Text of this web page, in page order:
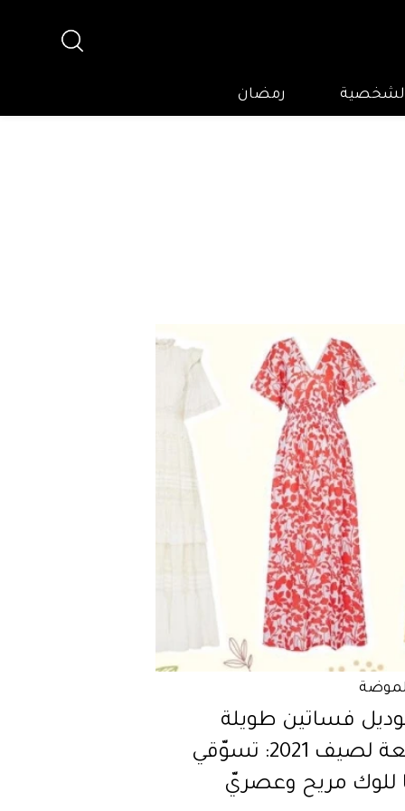
الشخصية رمضان
موديل فساتين طويلة
واسعة لصيف 2021: تسوّقي
للوك مريح وعصريّ